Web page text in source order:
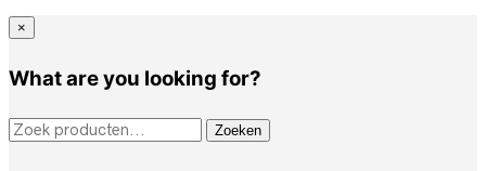
×
What are you looking for?
ZOEKEN NAAR: Zoeken